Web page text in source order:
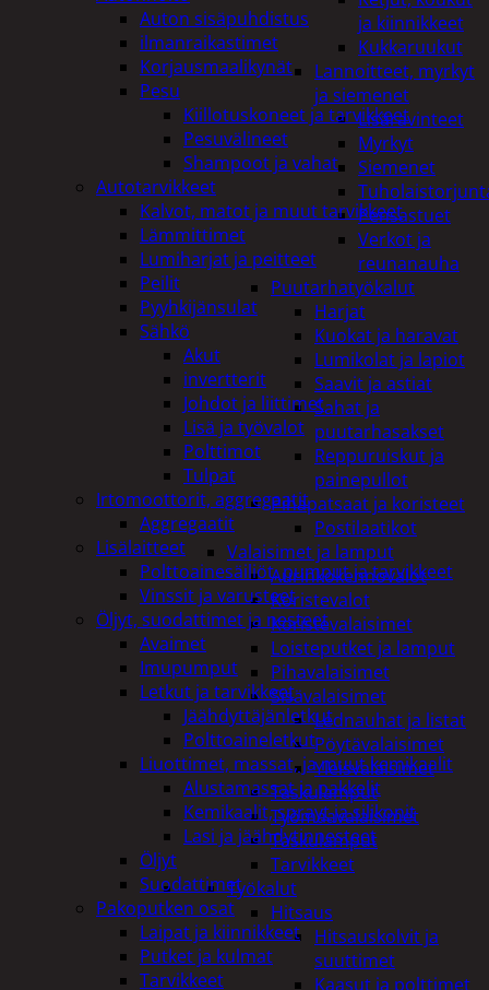
ja kiinnikkeet
Kukkaruukut
Lannoitteet, myrkyt
ja siemenet
Lisäravinteet
Myrkyt
Siemenet
Pensastuet
Verkot ja
reunanauha
Puutarhatyökalut
Harjat
Kuokat ja haravat
Lumikolat ja lapiot
Saavit ja astiat
Sahat ja
puutarhasakset
Reppuruiskut ja
painepullot
Pihapatsaat ja koristeet
Postilaatikot
Valaisimet ja lamput
Aurinkokennovalot
Koristevalot
Koristevalaisimet
Loisteputket ja lamput
Pihavalaisimet
Sisävalaisimet
Lednauhat ja listat
Pöytävalaisimet
Yleisvalaisimet
Taskulamput
Työmaavalaisimet
Taskulamput
Tarvikkeet
Työkalut
Hitsaus
Hitsauskolvit ja
suuttimet
Kaasut ja polttimet
Auton sisäpuhdistus
ilmanraikastimet
Korjausmaalikynät
Pesu
Kiillotuskoneet ja tarvikkeet
Pesuvälineet
Shampoot ja vahat
Autotarvikkeet
Kalvot, matot ja muut tarvikkeet
Lämmittimet
Lumiharjat ja peitteet
Peilit
Pyyhkijänsulat
Sähkö
Akut
invertterit
Johdot ja liittimet
Lisä ja työvalot
Polttimot
Tulpat
Irtomoottorit, aggregaatit
Aggregaatit
Lisälaitteet
Polttoainesäiliöt, pumput ja tarvikkeet
Vinssit ja varusteet
Öljyt, suodattimet ja nesteet
Avaimet
Imupumput
Letkut ja tarvikkeet
Jäähdyttäjänletkut
Polttoaineletkut
Liuottimet, massat, ja muut kemikaalit
Alustamassat ja pakkelit
Kemikaalit, sprayt ja silikonit
Lasi ja jäähdytinnesteet
Öljyt
Suodattimet
Pakoputken osat
Laipat ja kiinnikkeet
Putket ja kulmat
Tarvikkeet